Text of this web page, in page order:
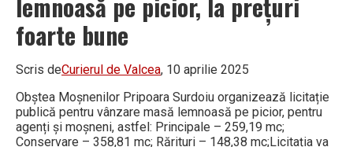
foarte bune
Scris deCurierul de Valcea, 10 aprilie 2025
Obștea Moșnenilor Pripoara Surdoiu organizează licitație
publică pentru vânzare masă lemnoasă pe picior, pentru
agenți și moșneni, astfel: Principale – 259,19 mc;
Conservare – 358,81 mc; Rărituri – 148,38 mc;Licitația va